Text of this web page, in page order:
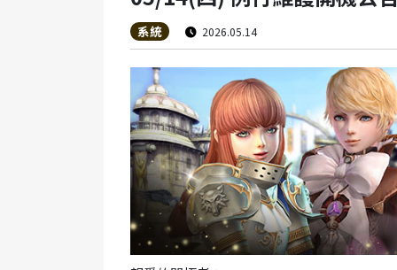
系統 2026.05.14